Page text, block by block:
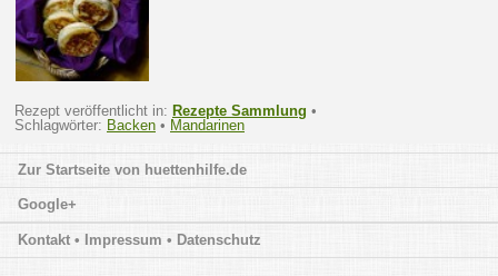
Rezept veröffentlicht in: Rezepte Sammlung •
Schlagwörter: Backen • Mandarinen
huettenhilfe.de
Google+
Kontakt • Impressum • Datenschutz